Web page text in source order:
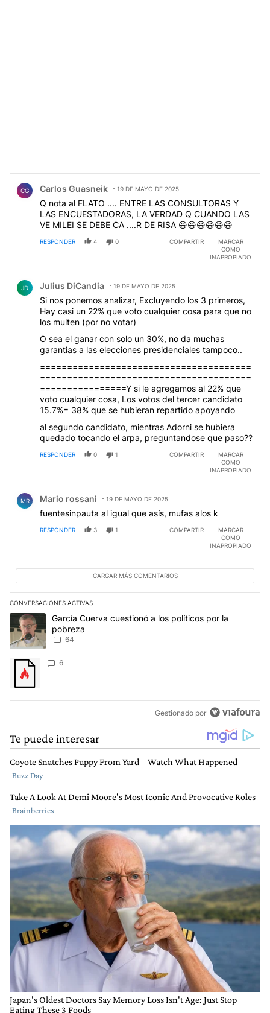
CG Carlos Guasneik 19 DE MAYO DE 2025
Q nota al FLATO .... ENTRE LAS CONSULTORAS Y
LAS ENCUESTADORAS, LA VERDAD Q CUANDO LAS
VE MILEI SE DEBE CA ....R DE RISA 😃😃😃😃😃😃
RESPONDER 4 0 COMPARTIR
MARCAR
COMO
INAPROPIADO
JD Julius DiCandia 19 DE MAYO DE 2025
Si nos ponemos analizar, Excluyendo los 3 primeros,
Hay casi un 22% que voto cualquier cosa para que no
los multen (por no votar)
O sea el ganar con solo un 30%, no da muchas
garantias a las elecciones presidenciales tampoco..
=======================================
=======================================
================Y si le agregamos al 22% que
voto cualquier cosa, Los votos del tercer candidato
15.7%= 38% que se hubieran repartido apoyando
al segundo candidato, mientras Adorni se hubiera
quedado tocando el arpa, preguntandose que paso??
RESPONDER 0 1 COMPARTIR
MARCAR
COMO
INAPROPIADO
MR Mario rossani 19 DE MAYO DE 2025
fuentesinpauta al igual que asís, mufas alos k
RESPONDER 3 1 COMPARTIR
MARCAR
COMO
INAPROPIADO
CARGAR MÁS COMENTARIOS
CONVERSACIONES ACTIVAS
Este listado muestra los artículos con más comentarios en los
Un artículo de tendencia con el título "García Cuerva cuestionó
García Cuerva cuestionó a los políticos por la
pobreza
64
Un artículo de tendencia con el título "" con 6 comentarios.
6
Gestionado por